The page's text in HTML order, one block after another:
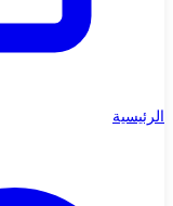
الرئيسية